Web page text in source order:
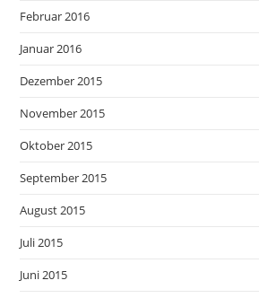
Februar 2016
Januar 2016
Dezember 2015
November 2015
Oktober 2015
September 2015
August 2015
Juli 2015
Juni 2015